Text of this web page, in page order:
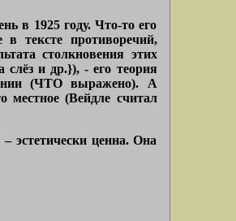
в 1925 году. Что-то его
тексте противоречий,
столкновения этих
и др.}), - его теория
(ЧТО выражено). А
(Вейдле считал
эстетически ценна. Она